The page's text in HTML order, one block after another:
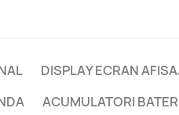
DISPLAY ECRAN
ACUMULATORI